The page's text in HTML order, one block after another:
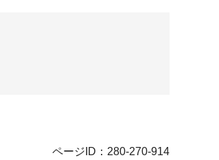
ページID：280-270-914